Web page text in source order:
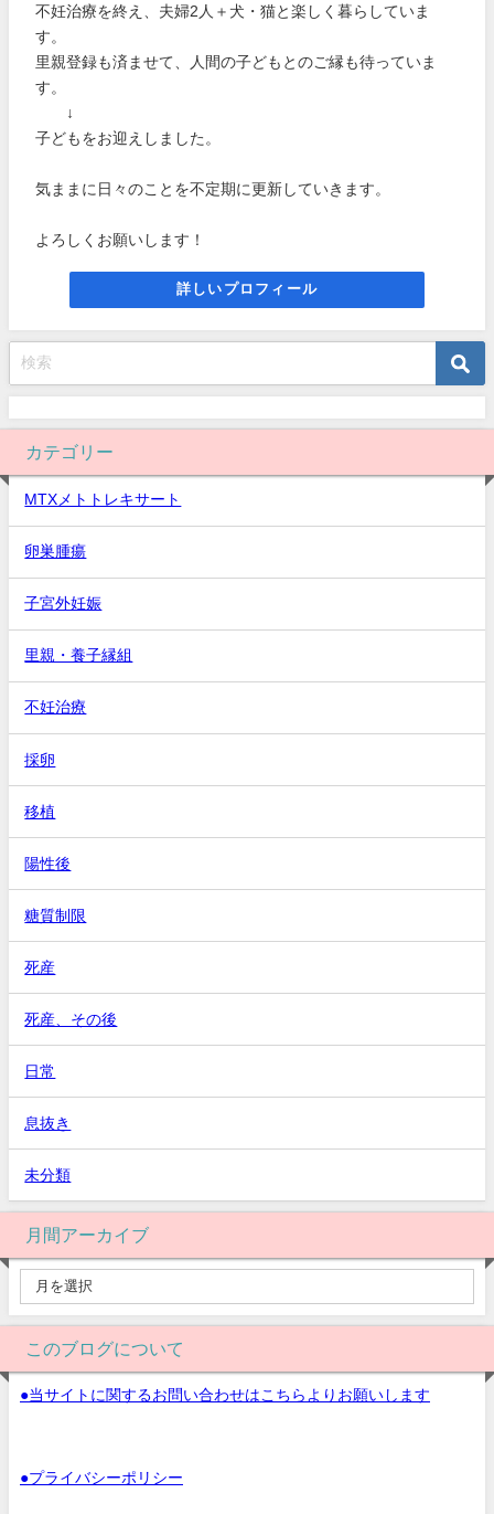
不妊治療を終え、夫婦2人＋犬・猫と楽しく暮らしていま
す。
里親登録も済ませて、人間の子どもとのご縁も待っていま
す。
↓
子どもをお迎えしました。
気ままに日々のことを不定期に更新していきます。
よろしくお願いします！
詳しいプロフィール
カテゴリー
MTXメトトレキサート
卵巣腫瘍
子宮外妊娠
里親・養子縁組
不妊治療
採卵
移植
陽性後
糖質制限
死産
死産、その後
日常
息抜き
未分類
月間アーカイブ
このブログについて
●当サイトに関するお問い合わせはこちらよりお願いします
●プライバシーポリシー